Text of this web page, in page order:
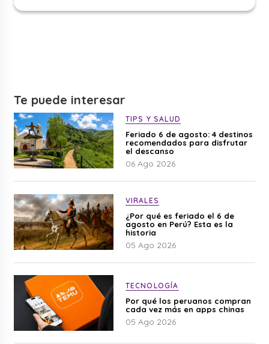
Te puede interesar
TIPS Y SALUD
Feriado 6 de agosto: 4 destinos
recomendados para disfrutar
el descanso
06 Ago 2026
VIRALES
¿Por qué es feriado el 6 de
agosto en Perú? Esta es la
historia
05 Ago 2026
TECNOLOGÍA
Por qué los peruanos compran
cada vez más en apps chinas
05 Ago 2026